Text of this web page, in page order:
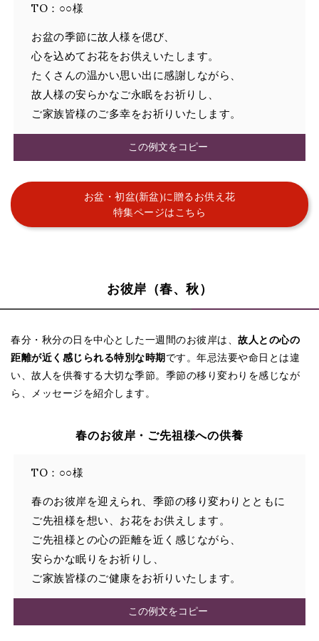
TO：○○様
お盆の季節に故人様を偲び、
心を込めてお花をお供えいたします。
たくさんの温かい思い出に感謝しながら、
故人様の安らかなご永眠をお祈りし、
ご家族皆様のご多幸をお祈りいたします。
この例文をコピー
お盆・初盆(新盆)に贈るお供え花
特集ページはこちら
お彼岸（春、秋）
春分・秋分の日を中心とした一週間のお彼岸は、 故人との心の
距離が近く感じられる特別な時期です。年忌法要や命日とは違
い、故人を供養する大切な季節。季節の移り変わりを感じなが
ら、メッセージを紹介します。
春のお彼岸・ご先祖様への供養
TO：○○様
春のお彼岸を迎えられ、季節の移り変わりとともに
ご先祖様を想い、お花をお供えします。
ご先祖様との心の距離を近く感じながら、
安らかな眠りをお祈りし、
ご家族皆様のご健康をお祈りいたします。
この例文をコピー